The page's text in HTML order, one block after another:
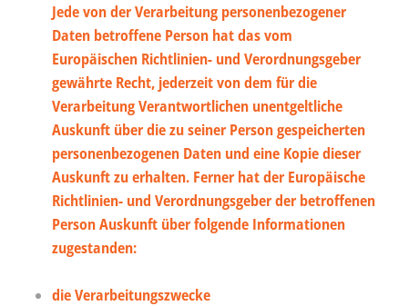
Jede von der Verarbeitung personenbezogener
Daten betroffene Person hat das vom
Europäischen Richtlinien- und Verordnungsgeber
gewährte Recht, jederzeit von dem für die
Verarbeitung Verantwortlichen unentgeltliche
Auskunft über die zu seiner Person gespeicherten
personenbezogenen Daten und eine Kopie dieser
Auskunft zu erhalten. Ferner hat der Europäische
Richtlinien- und Verordnungsgeber der betroffenen
Person Auskunft über folgende Informationen
zugestanden:
die Verarbeitungszwecke